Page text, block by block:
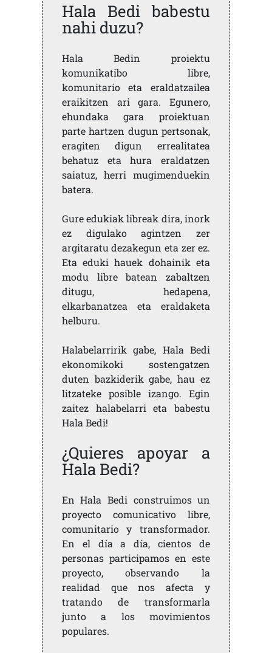
Hala Bedi babestu
nahi duzu?
Hala Bedin proiektu
komunikatibo libre,
komunitario eta eraldatzailea
eraikitzen ari gara. Egunero,
ehundaka gara proiektuan
parte hartzen dugun pertsonak,
eragiten digun errealitatea
behatuz eta hura eraldatzen
saiatuz, herri mugimenduekin
batera.
Gure edukiak libreak dira, inork
ez digulako agintzen zer
argitaratu dezakegun eta zer ez.
Eta eduki hauek dohainik eta
modu libre batean zabaltzen
ditugu, hedapena,
elkarbanatzea eta eraldaketa
helburu.
Halabelarririk gabe, Hala Bedi
ekonomikoki sostengatzen
duten bazkiderik gabe, hau ez
litzateke posible izango. Egin
zaitez halabelarri eta babestu
Hala Bedi!
¿Quieres apoyar a
Hala Bedi?
En Hala Bedi construimos un
proyecto comunicativo libre,
comunitario y transformador.
En el día a día, cientos de
personas participamos en este
proyecto, observando la
realidad que nos afecta y
tratando de transformarla
junto a los movimientos
populares.